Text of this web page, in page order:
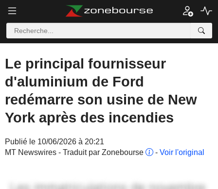
Le principal fournisseur
d'aluminium de Ford
redémarre son usine de New
York après des incendies
Publié le 10/06/2026 à 20:21
MT Newswires - Traduit par Zonebourse
- Voir l'original